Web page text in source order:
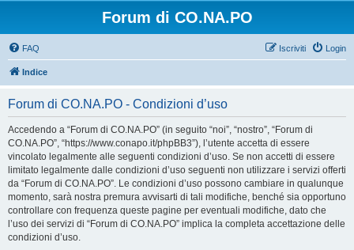
Forum di CO.NA.PO
FAQ Login
Iscriviti
Indice
Forum di CO.NA.PO - Condizioni d’uso
Accedendo a “Forum di CO.NA.PO” (in seguito “noi”, “nostro”, “Forum di
CO.NA.PO”, “https://www.conapo.it/phpBB3”), l’utente accetta di essere
vincolato legalmente alle seguenti condizioni d’uso. Se non accetti di essere
limitato legalmente dalle condizioni d’uso seguenti non utilizzare i servizi offerti
da “Forum di CO.NA.PO”. Le condizioni d’uso possono cambiare in qualunque
momento, sarà nostra premura avvisarti di tali modifiche, benché sia opportuno
controllare con frequenza queste pagine per eventuali modifiche, dato che
l’uso dei servizi di “Forum di CO.NA.PO” implica la completa accettazione delle
condizioni d’uso.